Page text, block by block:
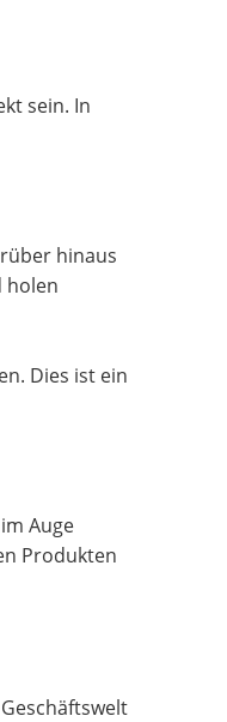
sein. In
hinaus
holen
Dies ist ein
Auge
Produkten